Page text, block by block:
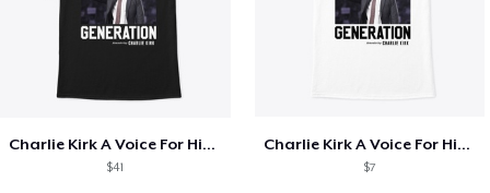
Charlie Kirk A Voice For His Generation
$41
Charlie Kirk A Voice For His Generation
$7